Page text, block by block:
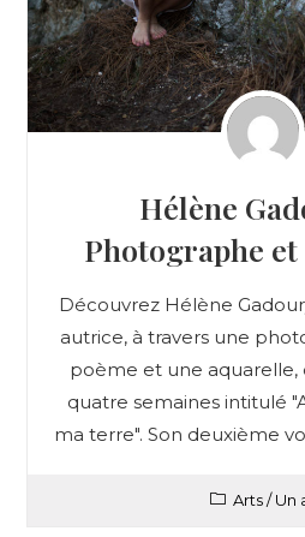
Hélène
Photographe
Découvrez Hélène
autrice, à travers une
poème et une aquarelle,
quatre semaines intitulé
ma terre". Son deuxième
Arts/Un